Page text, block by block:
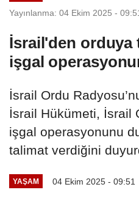
Yayınlanma: 04 Ekim 2025 -
İsrail'den orduya
işgal
İsrail Ordu
İsrail Hükümeti, İsrail
işgal operasyonunu
talimat verdiğini
YAŞAM 04 Ekim 2025 - 09:51